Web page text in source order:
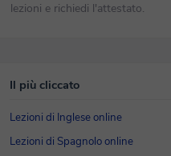
lezioni e richiedi l'attestato.
Il più cliccato
Lezioni di Inglese online
Lezioni di Spagnolo online